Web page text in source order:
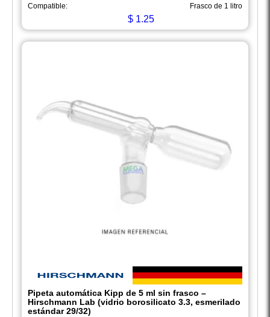
Compatible:
Frasco de 1 litro
$ 1.25
Pipeta automática Kipp de 5 ml sin frasco –
Hirschmann Lab (vidrio borosilicato 3.3, esmerilado
estándar 29/32)